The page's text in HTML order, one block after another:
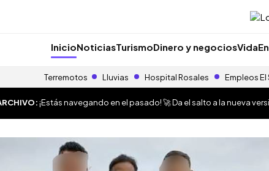
InicioNoticiasTurismoDinero y negociosVida
Terremotos Lluvias Hospital Rosales Empleos
¡Estás navegando en el pasado! 🚀 Da el salto a la nueva